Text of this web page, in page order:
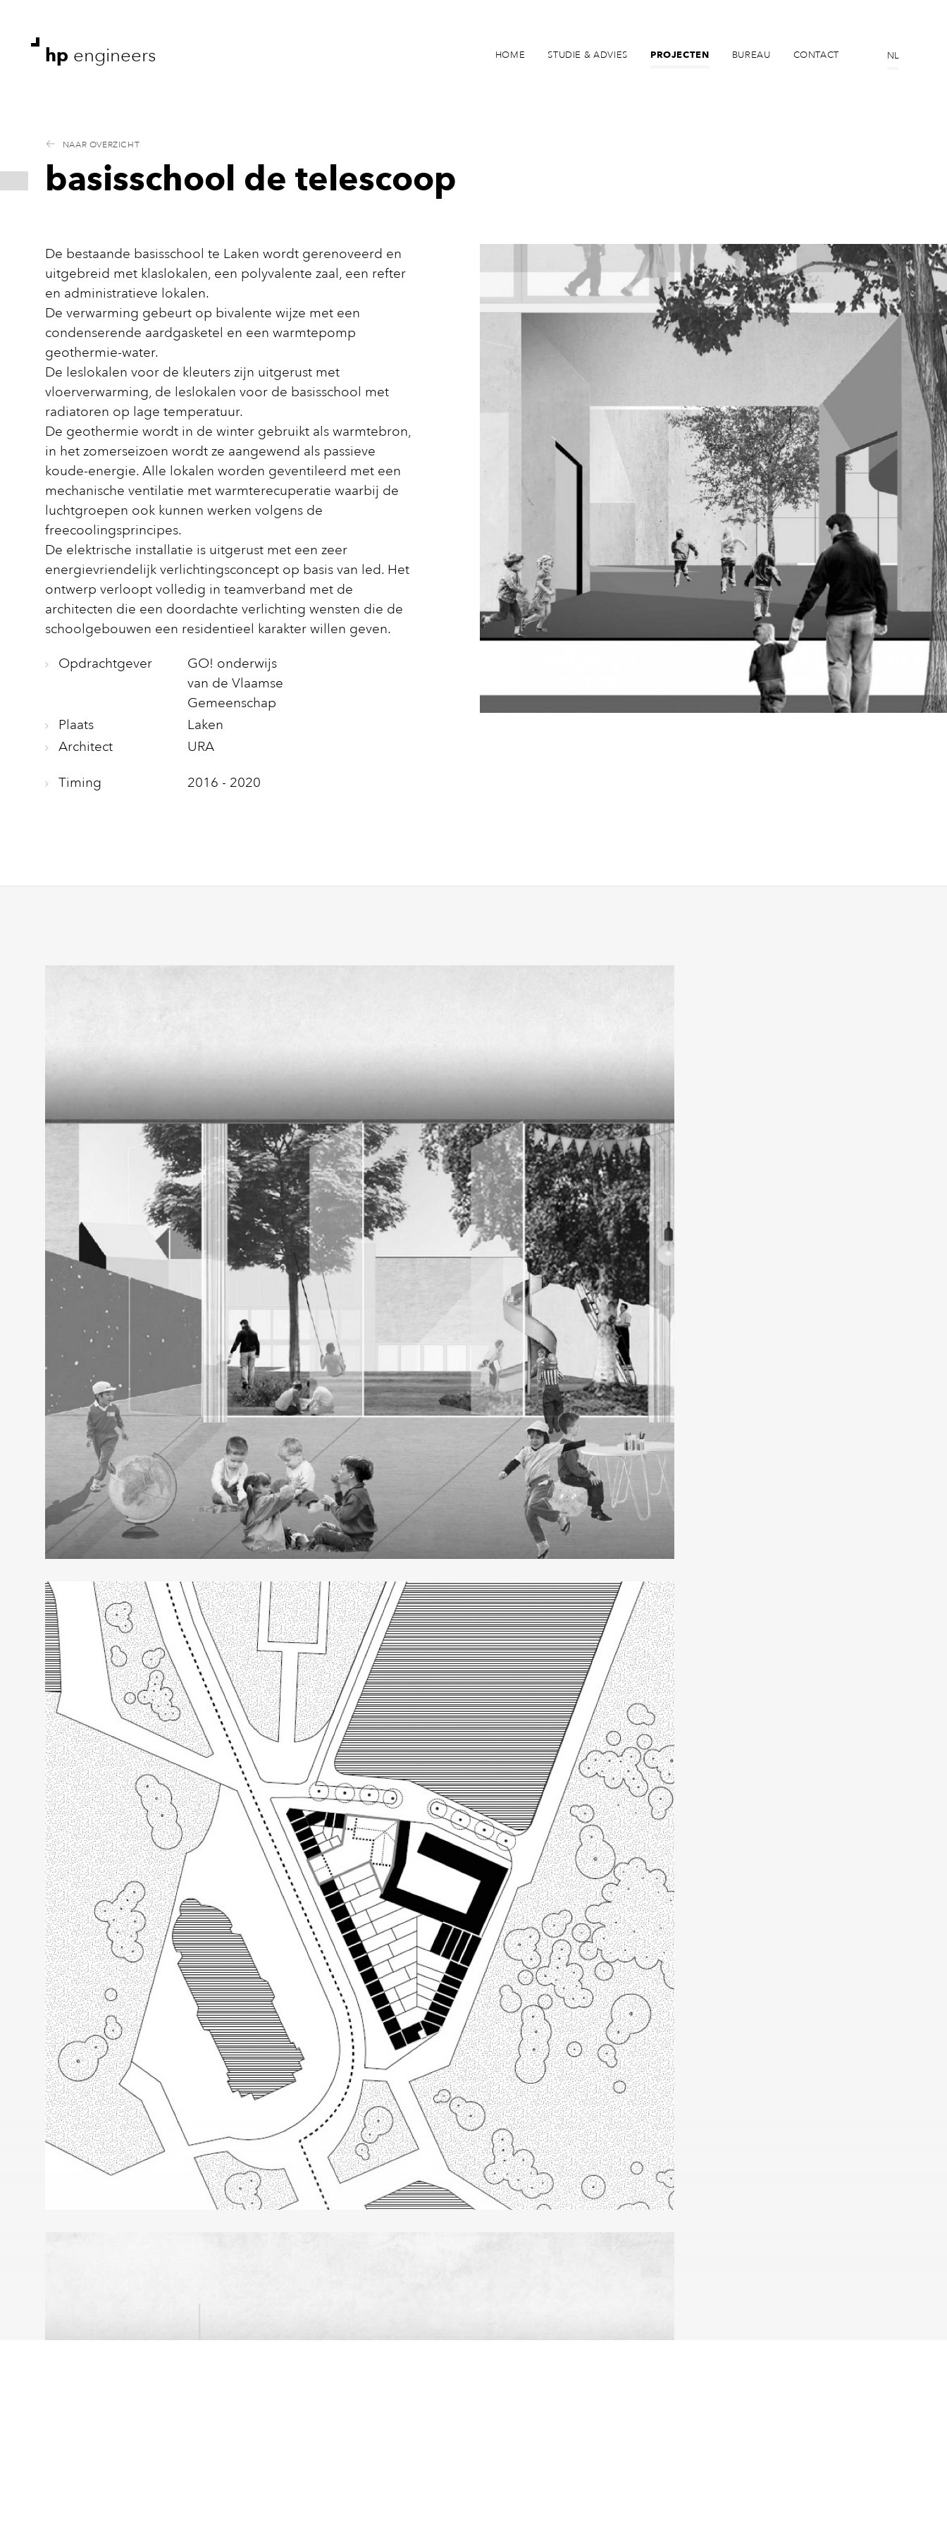
hp engineers HOME STUDIE & ADVIES PROJECTEN BUREAU CONTACT NL
NAAR OVERZICHT
basisschool de telescoop
De bestaande basisschool te Laken wordt gerenoveerd en
uitgebreid met klaslokalen, een polyvalente zaal, een refter
en administratieve lokalen.
De verwarming gebeurt op bivalente wijze met een
condenserende aardgasketel en een warmtepomp
geothermie-water.
De leslokalen voor de kleuters zijn uitgerust met
vloerverwarming, de leslokalen voor de basisschool met
radiatoren op lage temperatuur.
De geothermie wordt in de winter gebruikt als warmtebron,
in het zomerseizoen wordt ze aangewend als passieve
koude-energie. Alle lokalen worden geventileerd met een
mechanische ventilatie met warmterecuperatie waarbij de
luchtgroepen ook kunnen werken volgens de
freecoolingsprincipes.
De elektrische installatie is uitgerust met een zeer
energievriendelijk verlichtingsconcept op basis van led. Het
ontwerp verloopt volledig in teamverband met de
architecten die een doordachte verlichting wensten die de
schoolgebouwen een residentieel karakter willen geven.
Opdrachtgever
GO! onderwijs
van de Vlaamse
Gemeenschap
Plaats
Laken
Architect
URA
Timing 2016 - 2020